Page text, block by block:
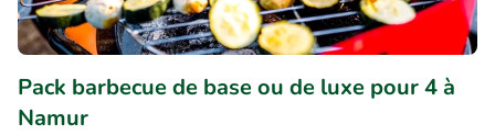
Pack barbecue de base ou de luxe pour 4 à
Namur